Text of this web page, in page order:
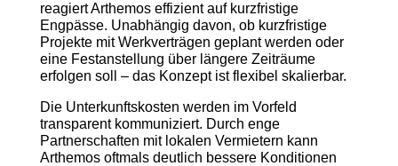
reagiert Arthemos effizient auf kurzfristige
Engpässe. Unabhängig davon, ob kurzfristige
Projekte mit Werkverträgen geplant werden oder
eine Festanstellung über längere Zeiträume
erfolgen soll – das Konzept ist flexibel skalierbar.
Die Unterkunftskosten werden im Vorfeld
transparent kommuniziert. Durch enge
Partnerschaften mit lokalen Vermietern kann
Arthemos oftmals deutlich bessere Konditionen